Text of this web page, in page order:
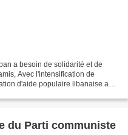
a besoin de solidarité et de
Avec l'intensification de
d'aide populaire libanaise a
du Parti communiste